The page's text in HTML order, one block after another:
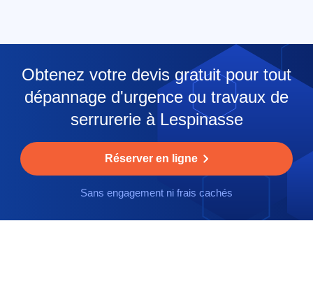
Obtenez votre devis gratuit pour tout
dépannage d'urgence ou travaux de
serrurerie à Lespinasse
Réserver en ligne
Sans engagement ni frais cachés